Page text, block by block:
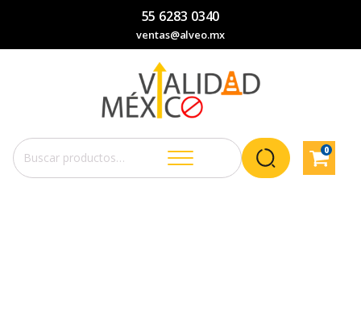
55 6283 0340
ventas@alveo.mx
Buscar
por:
0